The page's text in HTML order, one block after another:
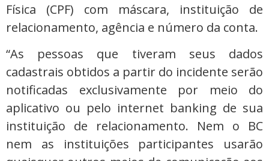
Física (CPF) com máscara, instituição de
relacionamento, agência e número da conta.
“As pessoas que tiveram seus dados
cadastrais obtidos a partir do incidente serão
notificadas exclusivamente por meio do
aplicativo ou pelo internet banking de sua
instituição de relacionamento. Nem o BC
nem as instituições participantes usarão